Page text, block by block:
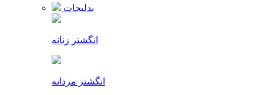
بدلیجات
انگشتر زنانه
انگشتر مردانه